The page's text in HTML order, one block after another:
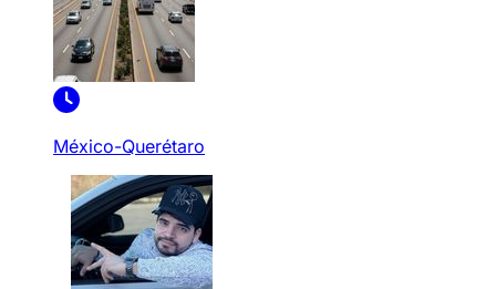
México-Querétaro